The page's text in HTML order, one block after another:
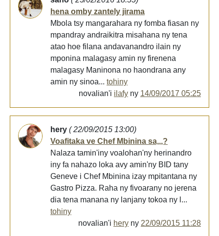
hena omby zantely jirama
Mbola tsy mangarahara ny fomba fiasan ny
mpandray andraikitra misahana ny tena
atao hoe filana andavanandro ilain ny
mponina malagasy amin ny firenena
malagasy Maninona no haondrana any
amin ny sinoa... tohiny
novalian'i ilafy ny 14/09/2017 05:25
hery ( 22/09/2015 13:00)
Voafitaka ve Chef Mbinina sa,,,?
Nalaza tamin'iny voalohan'ny herinandro
iny fa nahazo loka avy amin'ny BID tany
Geneve i Chef Mbinina izay mpitantana ny
Gastro Pizza. Raha ny fivoarany no jerena
dia tena manana ny lanjany tokoa ny l...
tohiny
novalian'i hery ny 22/09/2015 11:28